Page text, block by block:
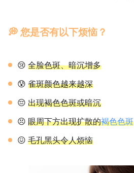
💭 您是否有以下烦恼？
😢 全脸色斑、暗沉增多
😰 雀斑颜色越来越深
😔 出现褐色色斑或暗沉
😣 眼周下方出现扩散的褐色色斑
😖 毛孔黑头令人烦恼